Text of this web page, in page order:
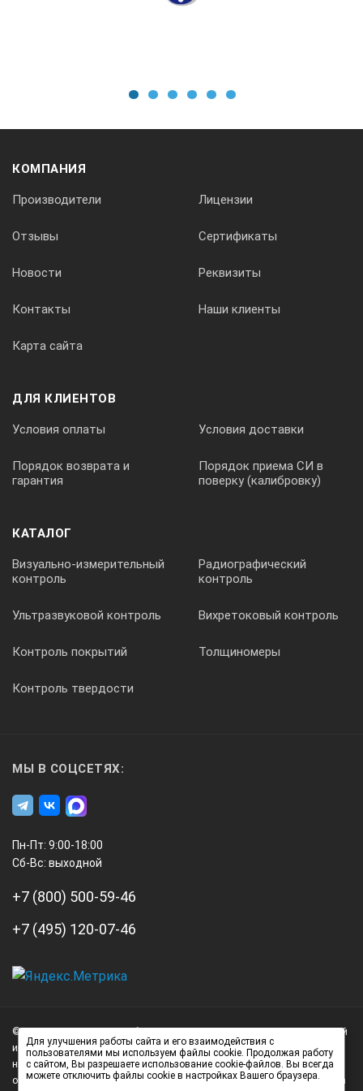
температура окружающего воздуха
до 97%
Диапазон измеряемой интенсивности теплового
от 0 до 1000 Вт/м2
канал измерений ТНС -индекса
±0,2 ºС
канал измерений результирующей температуры Тр
±0,2 ºС
±0,5 ºС
канал измерения интенсивности теплового излучения
КОМПАНИЯ
Производители Лицензии
Отзывы Сертификаты
Новости Реквизиты
Контакты Наши клиенты
Карта сайта
ДЛЯ КЛИЕНТОВ
Условия оплаты Условия доставки
Порядок возврата и
гарантия
Порядок приема СИ в
поверку (калибровку)
КАТАЛОГ
Визуально-измерительный
контроль
Радиографический
контроль
Ультразвуковой контроль Вихретоковый контроль
Контроль покрытий Толщиномеры
Контроль твердости
МЫ В СОЦСЕТЯХ:
Пн-Пт: 9:00-18:00
Сб-Вс: выходной
+7 (800) 500-59-46
+7 (495) 120-07-46
Нагорный
проезд
д.7
© 2026 А3 Инжиниринг Обращаем Ваше внимание на то, что данный
интернет-сайт носит исключительно информационный характер и
ни при каких условиях не является публичной офертой,
определяемой положениями статьи 437 (2) Гражданского кодекса
Для улучшения работы сайта и его взаимодействия с
пользователями мы используем файлы cookie. Продолжая работу
с сайтом, Вы разрешаете использование cookie-файлов. Вы всегда
можете отключить файлы cookie в настройках Вашего браузера.